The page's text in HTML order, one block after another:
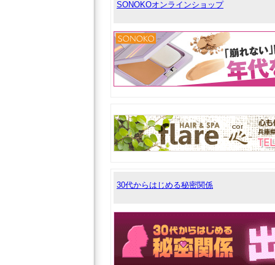
SONOKOオンラインショップ
30代からはじめる秘密関係